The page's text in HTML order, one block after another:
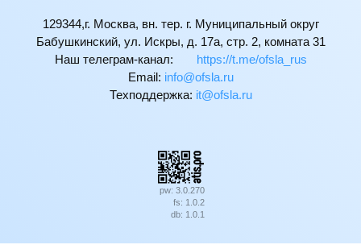
129344,г. Москва, вн. тер. г. Муниципальный округ
Бабушкинский, ул. Искры, д. 17а, стр. 2, комната 31
Наш телеграм-канал:
https://t.me/ofsla_rus
Email: ur.alsfo@ofni
Техподдержка: ur.alsfo@ti
pw: 3.0.270
fs: 1.0.2
db: 1.0.1